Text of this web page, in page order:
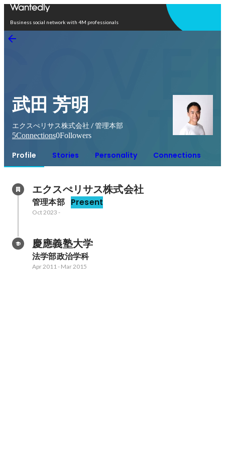
Business social network with 4M professionals
武田 芳明
エクスぺリサス株式会社 / 管理本部
5Connections0Followers
Profile Stories Personality Connections
エクスぺリサス株式会社
管理本部 Present
Oct 2023 -
慶應義塾大学
法学部政治学科
Apr 2011- Mar 2015